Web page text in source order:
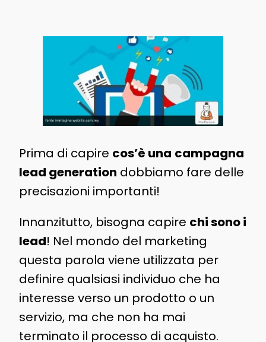
Prima di capire cos’è una campagna
lead generation dobbiamo fare delle
precisazioni importanti!
Innanzitutto, bisogna capire chi sono i
lead! Nel mondo del marketing
questa parola viene utilizzata per
definire qualsiasi individuo che ha
interesse verso un prodotto o un
servizio, ma che non ha mai
terminato il processo di acquisto.